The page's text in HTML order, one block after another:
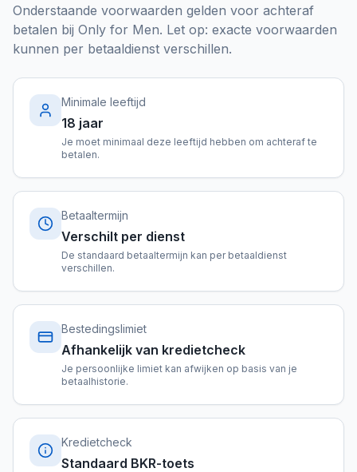
Onderstaande voorwaarden gelden voor achteraf
betalen bij Only for Men. Let op: exacte voorwaarden
kunnen per betaaldienst verschillen.
Minimale leeftijd
18 jaar
Je moet minimaal deze leeftijd hebben om achteraf te
betalen.
Betaaltermijn
Verschilt per dienst
De standaard betaaltermijn kan per betaaldienst
verschillen.
Bestedingslimiet
Afhankelijk van kredietcheck
Je persoonlijke limiet kan afwijken op basis van je
betaalhistorie.
Kredietcheck
Standaard BKR-toets